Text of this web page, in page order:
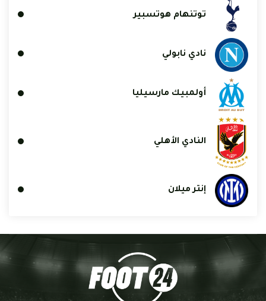
توتنهام هوتسبير
نادي نابولي
أولمبيك مارسيليا
النادي الأهلي
إنتر ميلان